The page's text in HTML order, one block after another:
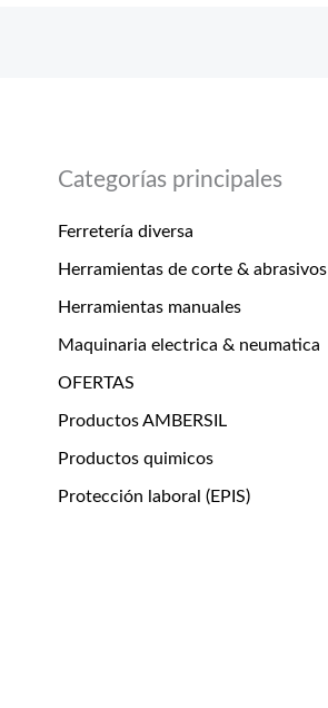
Categorías principales
Ferretería diversa
Herramientas de corte & abrasivos
Herramientas manuales
Maquinaria electrica & neumatica
OFERTAS
Productos AMBERSIL
Productos quimicos
Protección laboral (EPIS)